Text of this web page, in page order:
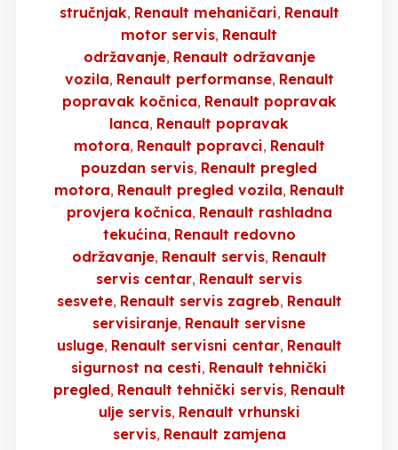
stručnjak Renault mehaničari Renault
motor servis Renault
održavanje Renault održavanje
vozila Renault performanse Renault
popravak kočnica Renault popravak
lanca Renault popravak
motora Renault popravci Renault
pouzdan servis Renault pregled
motora Renault pregled vozila Renault
provjera kočnica Renault rashladna
tekućina Renault redovno
održavanje Renault servis Renault
servis centar Renault servis
sesvete Renault servis zagreb Renault
servisiranje Renault servisne
usluge Renault servisni centar Renault
sigurnost na cesti Renault tehnički
pregled Renault tehnički servis Renault
ulje servis Renault vrhunski
servis Renault zamjena